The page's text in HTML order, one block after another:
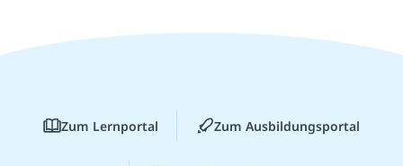
Zum Lernportal Zum Ausbildungsportal